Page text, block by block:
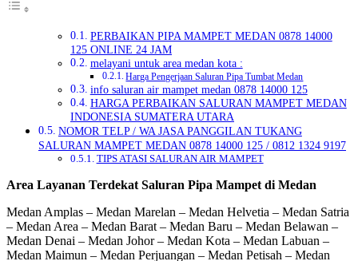
PERBAIKAN PIPA MAMPET MEDAN 0878 14000
125 ONLINE 24 JAM
melayani untuk area medan kota :
Harga Pengerjaan Saluran Pipa Tumbat Medan
info saluran air mampet medan 0878 14000 125
HARGA PERBAIKAN SALURAN MAMPET MEDAN
INDONESIA SUMATERA UTARA
NOMOR TELP / WA JASA PANGGILAN TUKANG
SALURAN MAMPET MEDAN 0878 14000 125 / 0812 1324 9197
TIPS ATASI SALURAN AIR MAMPET
Area Layanan Terdekat Saluran Pipa Mampet di Medan
Medan Amplas – Medan Marelan – Medan Helvetia – Medan Satria
– Medan Area – Medan Barat – Medan Baru – Medan Belawan –
Medan Denai – Medan Johor – Medan Kota – Medan Labuan –
Medan Maimun – Medan Perjuangan – Medan Petisah – Medan